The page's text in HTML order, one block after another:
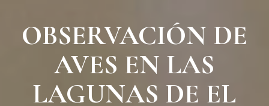
OBSERVACIÓN DE
AVES EN LAS
LAGUNAS DE EL